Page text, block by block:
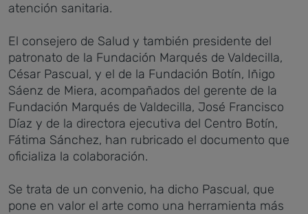
atención sanitaria.
El consejero de Salud y también presidente del
patronato de la Fundación Marqués de Valdecilla,
César Pascual, y el de la Fundación Botín, Iñigo
Sáenz de Miera, acompañados del gerente de la
Fundación Marqués de Valdecilla, José Francisco
Díaz y de la directora ejecutiva del Centro Botín,
Fátima Sánchez, han rubricado el documento que
oficializa la colaboración.
Se trata de un convenio, ha dicho Pascual, que
pone en valor el arte como una herramienta más